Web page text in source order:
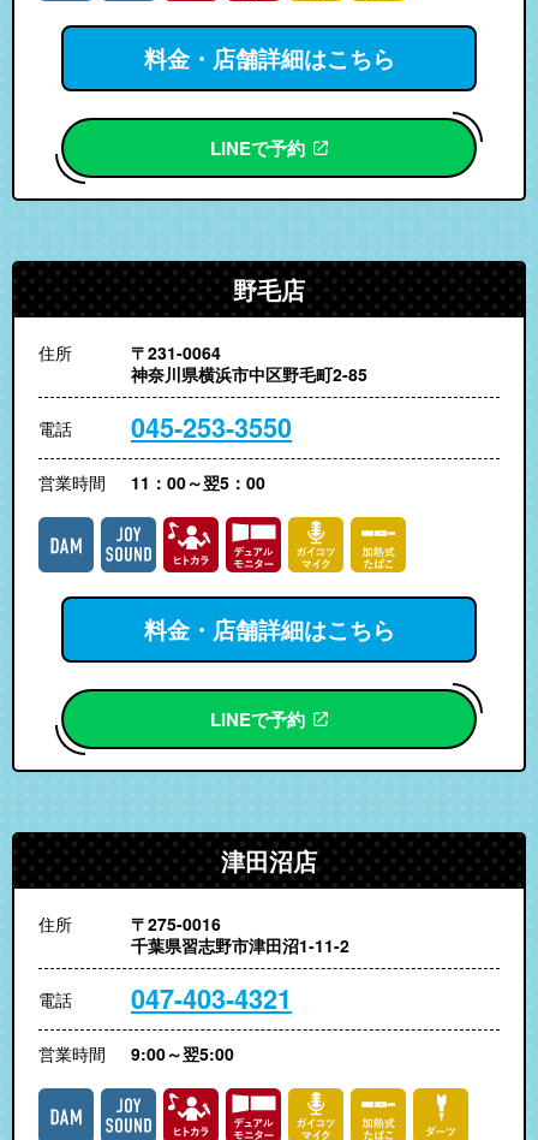
料金・店舗詳細はこちら
LINEで予約
野毛店
住所
〒231-0064
神奈川県横浜市中区野毛町2-85
電話 045-253-3550
営業時間 11：00～翌5：00
料金・店舗詳細はこちら
LINEで予約
津田沼店
住所
〒275-0016
千葉県習志野市津田沼1-11-2
電話 047-403-4321
営業時間 9:00～翌5:00